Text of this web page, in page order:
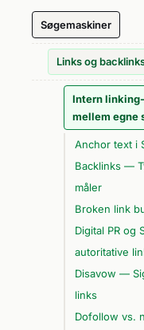
Søgemaskiner
Links og
Intern
mellem egne
Anchor text i
Backlinks —
måler
Broken link
Digital PR
autoritative
Disavow —
links
Dofollow vs.